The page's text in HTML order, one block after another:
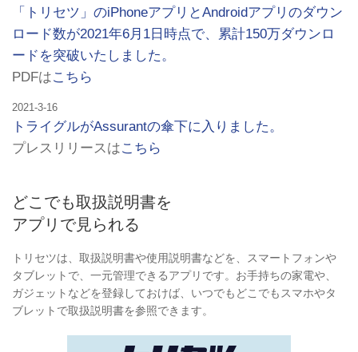
「トリセツ」のiPhoneアプリとAndroidアプリのダウン
ロード数が2021年6月1日時点で、累計150万ダウンロ
ードを突破いたしました。
PDFはこちら
2021-3-16
トライグルがAssurantの傘下に入りました。
プレスリリースはこちら
どこでも取扱説明書を
アプリで見られる
トリセツは、取扱説明書や使用説明書などを、スマートフォンや
タブレットで、一元管理できるアプリです。お手持ちの家電や、
ガジェットなどを登録しておけば、いつでもどこでもスマホやタ
ブレットで取扱説明書を参照できます。